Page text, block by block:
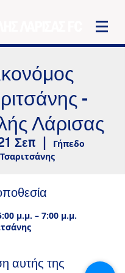
-
Λάρισας
Σεπ
  |
Γήπεδο
Τσαριτσάνης
μ.μ. – 7:00 μ.μ.
αυτής της